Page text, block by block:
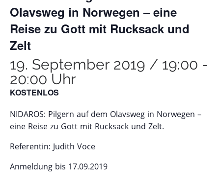
Olavsweg in Norwegen – eine
Reise zu Gott mit Rucksack und
Zelt
19. September 2019 / 19:00 -
20:00 Uhr
KOSTENLOS
NIDAROS: Pilgern auf dem Olavsweg in Norwegen –
eine Reise zu Gott mit Rucksack und Zelt.
Referentin: Judith Voce
Anmeldung bis 17.09.2019